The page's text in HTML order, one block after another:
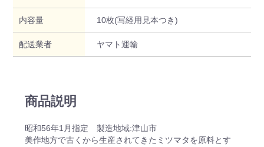
内容量 10枚(写経用見本つき)
配送業者 ヤマト運輸
商品説明
昭和56年1月指定 製造地域:津山市
美作地方で古くから生産されてきたミツマタを原料とす